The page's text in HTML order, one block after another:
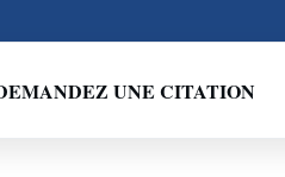
UNE CITATION